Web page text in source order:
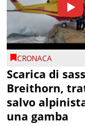
CRONACA
Scarica di
Breithorn,
salvo
una gamba